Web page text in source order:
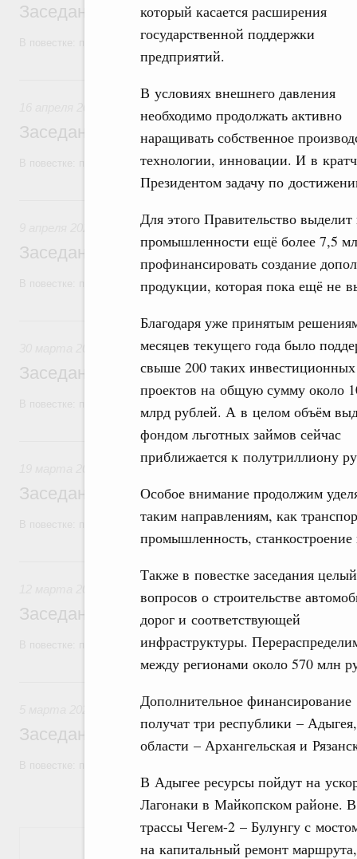
который касается расширения
государственной поддержки
предприятий.
В условиях внешнего давления
необходимо продолжать активно
наращивать собственное
технологии, инновации. И в
Президентом задачу по
Для этого Правительство
промышленности ещё более 7,5
профинансировать создание
продукции, которая пока ещё не
Благодаря уже принятым
месяцев текущего года было
свыше 200 таких инвестиционных
проектов на общую сумму около
млрд рублей. А в целом объём
фондом льготных займов сейчас
приближается к полутриллиону
Особое внимание продолжим
таким направлениям, как
промышленность,
Также в повестке заседания
вопросов о строительстве
дорог и соответствующей
инфраструктуры.
между регионами около 570 млн
Дополнительное финансирование
получат три республики –
области – Архангельская и
В Адыгее ресурсы пойдут на
Лагонаки в Майкопском районе.
трассы Чегем-2 – Булунгу с
на капитальный ремонт
Заседание Правительства (2026 год,
В повестке: проекты федеральных законов.
Заседание Правительства (2026 год,
В повестке: проекты федеральных законов.
Заседание Правительства (2026 год,
В повестке: проекты федеральных законов.
30 марта, понедельник
Заседание Правительства (2026 год,
В повестке: проекты федеральных законов, бюджетные
19 марта, четверг
Заседание Правительства (2026 год, №9)
В повестке: проекты федеральных законов.
Заседание Правительства (2026 год, №8)
В повестке: проекты федеральных законов, бюджетные
Заседание Правительства (2026 год, №7)
Показать еще